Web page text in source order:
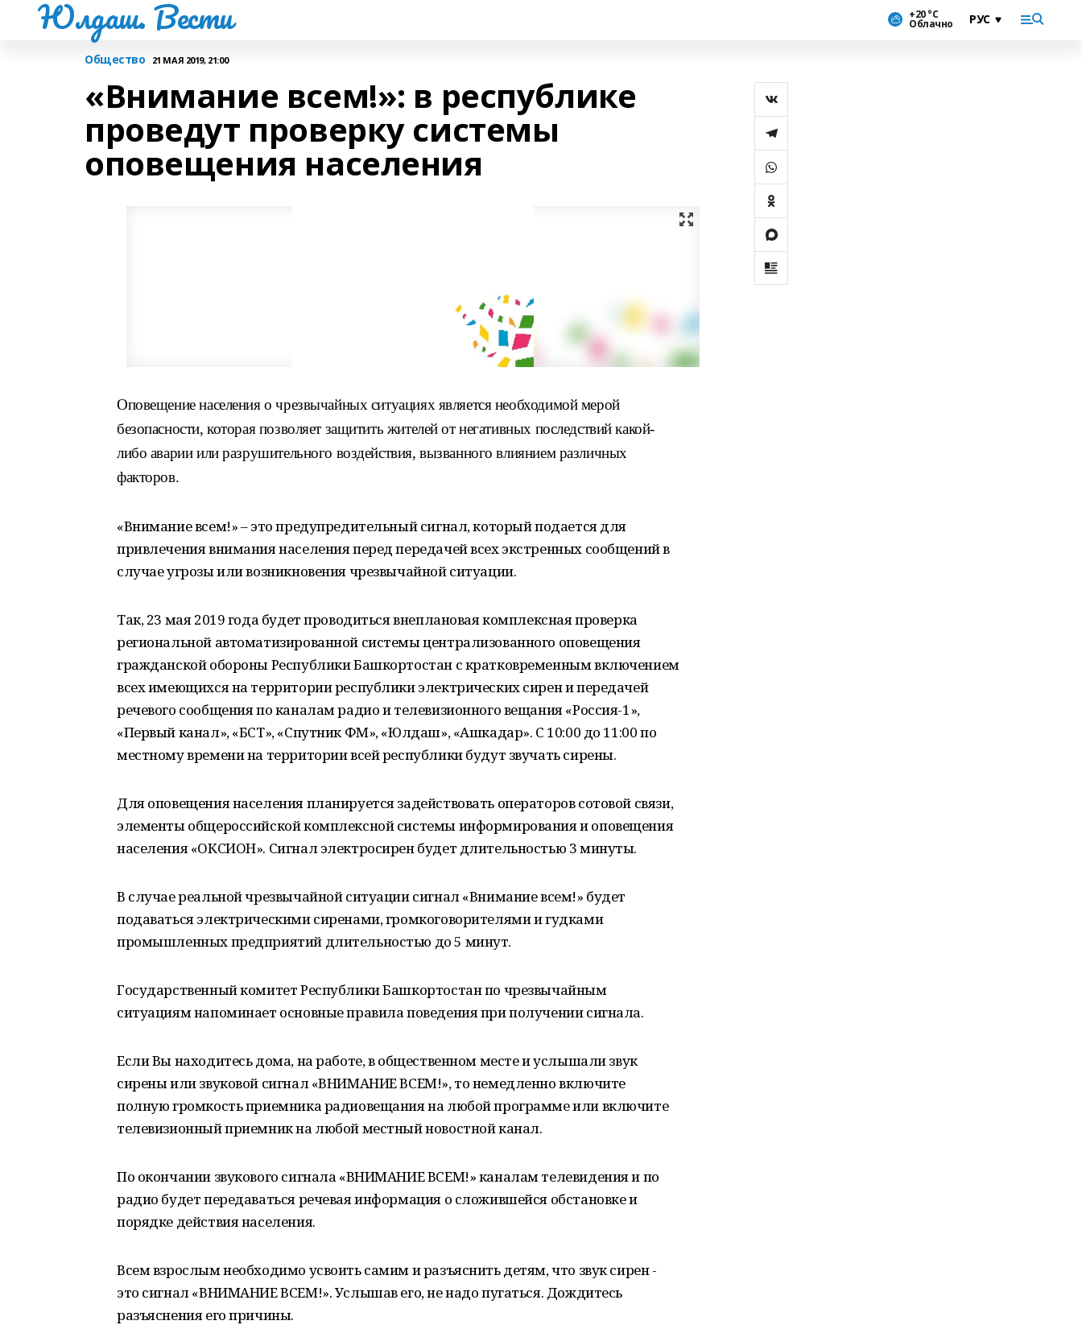
Юлдаш. Вести +20 °С
Облачно
Общество 21 МАЯ 2019, 21:00
«Внимание всем!»: в республике
проведут проверку системы
оповещения населения
Оповещение населения о чрезвычайных ситуациях является необходимой мерой
безопасности, которая позволяет защитить жителей от негативных последствий какой-
либо аварии или разрушительного воздействия, вызванного влиянием различных
факторов.
«Внимание всем!» – это предупредительный сигнал, который подается для
привлечения внимания населения перед передачей всех экстренных сообщений в
случае угрозы или возникновения чрезвычайной ситуации.
Так, 23 мая 2019 года будет проводиться внеплановая комплексная проверка
региональной автоматизированной системы централизованного оповещения
гражданской обороны Республики Башкортостан с кратковременным включением
всех имеющихся на территории республики электрических сирен и передачей
речевого сообщения по каналам радио и телевизионного вещания «Россия-1»,
«Первый канал», «БСТ», «Спутник ФМ», «Юлдаш», «Ашкадар». С 10:00 до 11:00 по
местному времени на территории всей республики будут звучать сирены.
Для оповещения населения планируется задействовать операторов сотовой связи,
элементы общероссийской комплексной системы информирования и оповещения
населения «ОКСИОН». Сигнал электросирен будет длительностью 3 минуты.
В случае реальной чрезвычайной ситуации сигнал «Внимание всем!» будет
подаваться электрическими сиренами, громкоговорителями и гудками
промышленных предприятий длительностью до 5 минут.
Государственный комитет Республики Башкортостан по чрезвычайным
ситуациям напоминает основные правила поведения при получении сигнала.
Если Вы находитесь дома, на работе, в общественном месте и услышали звук
сирены или звуковой сигнал «ВНИМАНИЕ ВСЕМ!», то немедленно включите
полную громкость приемника радиовещания на любой программе или включите
телевизионный приемник на любой местный новостной канал.
По окончании звукового сигнала «ВНИМАНИЕ ВСЕМ!» каналам телевидения и по
радио будет передаваться речевая информация о сложившейся обстановке и
порядке действия населения.
Всем взрослым необходимо усвоить самим и разъяснить детям, что звук сирен -
это сигнал «ВНИМАНИЕ ВСЕМ!». Услышав его, не надо пугаться. Дождитесь
разъяснения его причины.